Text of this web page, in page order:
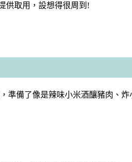
供取用，設想得很周到!
備了像是辣味小米酒釀豬肉、